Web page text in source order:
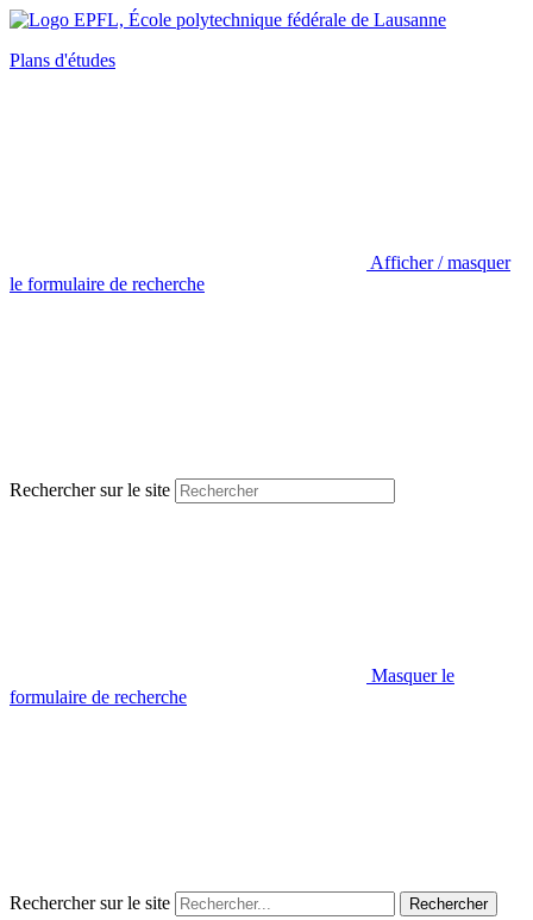
Plans d'études
Afficher / masquer
le formulaire de recherche
Rechercher sur le site
Masquer le
formulaire de recherche
Rechercher sur le site Rechercher